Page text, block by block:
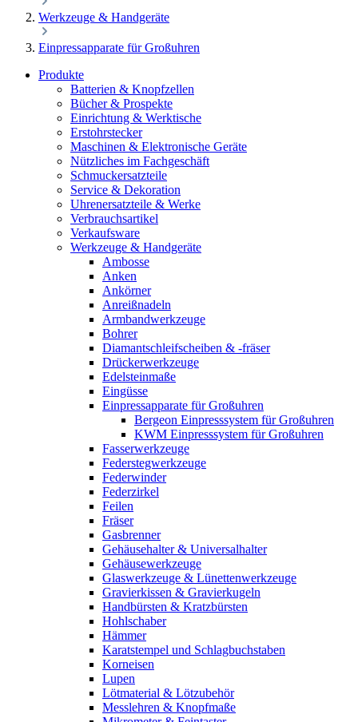
Werkzeuge & Handgeräte
Einpressapparate für Großuhren
Produkte
Batterien & Knopfzellen
Bücher & Prospekte
Einrichtung & Werktische
Erstohrstecker
Maschinen & Elektronische Geräte
Nützliches im Fachgeschäft
Schmuckersatzteile
Service & Dekoration
Uhrenersatzteile & Werke
Verbrauchsartikel
Verkaufsware
Werkzeuge & Handgeräte
Ambosse
Anken
Ankörner
Anreißnadeln
Armbandwerkzeuge
Bohrer
Diamantschleifscheiben & -fräser
Drückerwerkzeuge
Edelsteinmaße
Eingüsse
Einpressapparate für Großuhren
Bergeon Einpresssystem für Großuhren
KWM Einpresssystem für Großuhren
Fasserwerkzeuge
Federstegwerkzeuge
Federwinder
Federzirkel
Feilen
Fräser
Gasbrenner
Gehäusehalter & Universalhalter
Gehäusewerkzeuge
Glaswerkzeuge & Lünettenwerkzeuge
Gravierkissen & Gravierkugeln
Handbürsten & Kratzbürsten
Hohlschaber
Hämmer
Karatstempel und Schlagbuchstaben
Korneisen
Lupen
Lötmaterial & Lötzubehör
Messlehren & Knopfmaße